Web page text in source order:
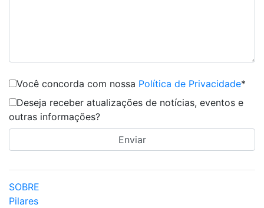
Você concorda com nossa Política de Privacidade*
Deseja receber atualizações de notícias, eventos e
outras informações?
SOBRE
Pilares